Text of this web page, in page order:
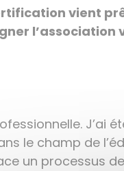
vient
J’ai
le champ de
un processus